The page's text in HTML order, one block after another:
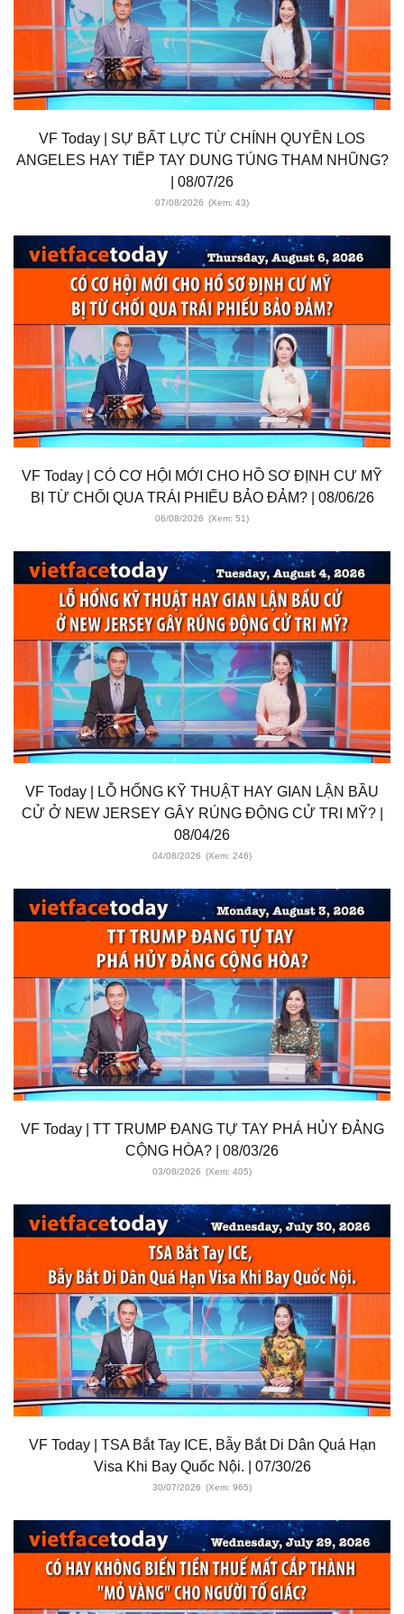
VF Today | SỰ BẤT LỰC TỪ CHÍNH QUYỀN LOS
ANGELES HAY TIẾP TAY DUNG TÚNG THAM NHŨNG?
| 08/07/26
07/08/2026 (Xem: 43)
VF Today | CÓ CƠ HỘI MỚI CHO HỒ SƠ ĐỊNH CƯ MỸ
BỊ TỪ CHỐI QUA TRÁI PHIẾU BẢO ĐẢM? | 08/06/26
06/08/2026 (Xem: 51)
VF Today | LỖ HỔNG KỸ THUẬT HAY GIAN LẬN BẦU
CỬ Ở NEW JERSEY GÂY RÚNG ĐỘNG CỬ TRI MỸ? |
08/04/26
04/08/2026 (Xem: 246)
VF Today | TT TRUMP ĐANG TỰ TAY PHÁ HỦY ĐẢNG
CỘNG HÒA? | 08/03/26
03/08/2026 (Xem: 405)
VF Today | TSA Bắt Tay ICE, Bẫy Bắt Di Dân Quá Hạn
Visa Khi Bay Quốc Nội. | 07/30/26
30/07/2026 (Xem: 965)